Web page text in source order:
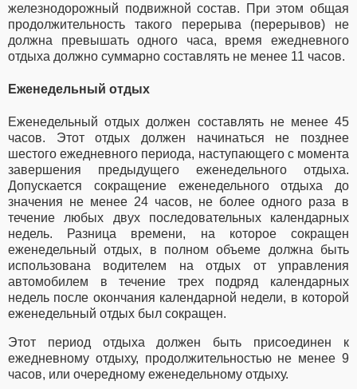
железнодорожный подвижной состав. При этом общая
продолжительность такого перерыва (перерывов) не
должна превышать одного часа, время ежедневного
отдыха должно суммарно составлять не менее 11 часов.
Еженедельный отдых
Еженедельный отдых должен составлять не менее 45
часов. Этот отдых должен начинаться не позднее
шестого ежедневного периода, наступающего с момента
завершения предыдущего еженедельного отдыха.
Допускается сокращение еженедельного отдыха до
значения не менее 24 часов, не более одного раза в
течение любых двух последовательных календарных
недель. Разница времени, на которое сокращен
еженедельный отдых, в полном объеме должна быть
использована водителем на отдых от управления
автомобилем в течение трех подряд календарных
недель после окончания календарной недели, в которой
еженедельный отдых был сокращен.
Этот период отдыха должен быть присоединен к
ежедневному отдыху, продолжительностью не менее 9
часов, или очередному еженедельному отдыху.